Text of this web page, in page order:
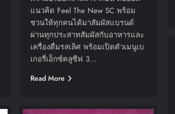
แนวคิด Feel The New SC พร้อม
ชวนให้ทุกคนได้มาสัมผัสแบรนด์
ผ่านทุกประสาทสัมผัสกับอาหารและ
เครื่องดื่มรสเลิศ พร้อมเปิดตัวเมนูเบ
เกอรี่เอ็กซ์คลูซีฟ 3…
Read More